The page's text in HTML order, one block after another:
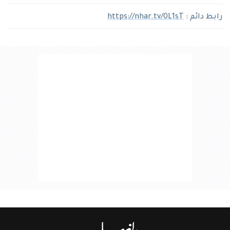
رابط دائم : https://nhar.tv/0L1sT